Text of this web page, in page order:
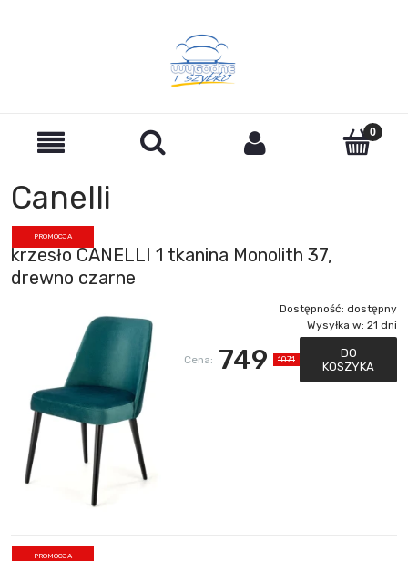
Canelli
krzesło CANELLI 1 tkanina Monolith 37,
drewno czarne
Dostępność: dostępny
Wysyłka w: 21 dni
Cena: 749 1071
DO
KOSZYKA
PROMOCJA
PROMOCJA